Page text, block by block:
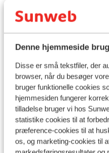
Denne hjemmeside
Disse er små tekstfiler, der
browser, når du besøger
bruger funktionelle cookies
hjemmesiden fungerer
tilladelse bruger vi hos
statistike cookies til at
præference-cookies til at
os, og marketing-cookies til
het hotel. Heerlijke
het zwembad. Er zijn er
aanwezig.
het hotel. Heerlijke
het zwembad. Er zi...
Oversæt til dansk (DA)
Evy Alles
Med familie
Se alle 19
Lokation